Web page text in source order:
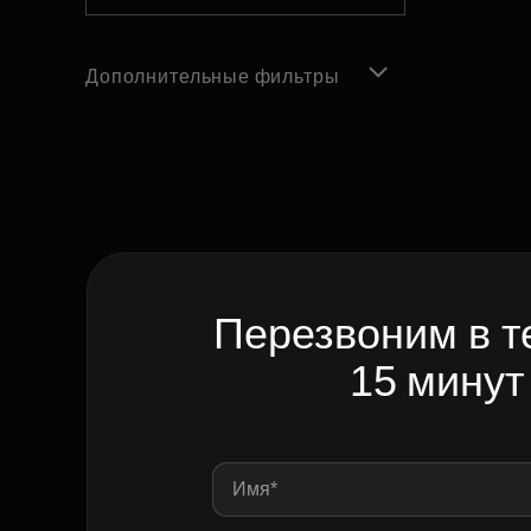
Дополнительные фильтры
Перезвоним в
15 минут